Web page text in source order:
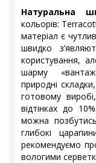
Натуральна
кольорів:
матеріал є
швидко
користування,
шарму
природні
готовому
відтінках до
можна
глибокі
рекомендуємо
вологими